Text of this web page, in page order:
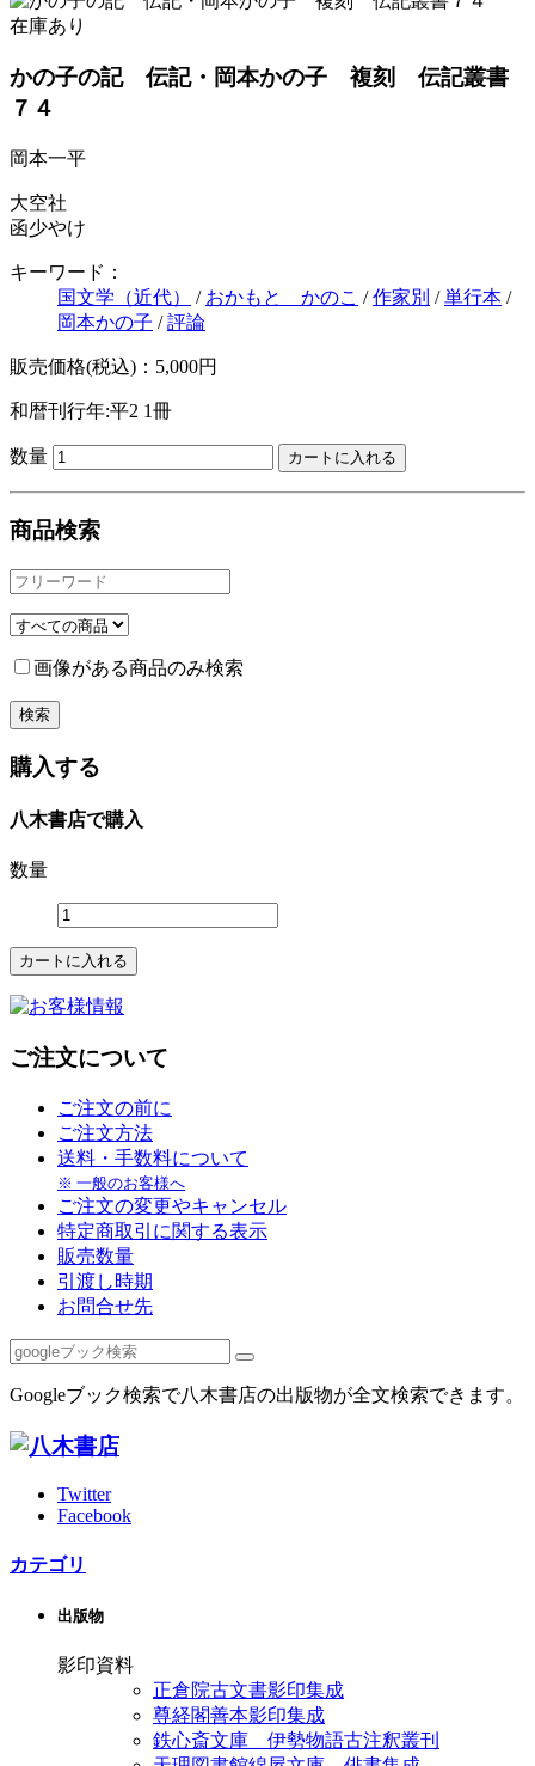
在庫あり
かの子の記 伝記・岡本かの子 複刻 伝記叢書
７４
岡本一平
大空社
函少やけ
キーワード：
国文学（近代）
/ おかもと かのこ /作家別 /単行本 /
岡本かの子 /評論
販売価格(税込)：5,000円
和暦刊行年:平2 1冊
数量
商品検索
画像がある商品のみ検索
購入する
八木書店で購入
数量
ご注文について
ご注文の前に
ご注文方法
送料・手数料について
※ 一般のお客様へ
ご注文の変更やキャンセル
特定商取引に関する表示
販売数量
引渡し時期
お問合せ先
Googleブック検索で八木書店の出版物が全文検索できます。
Twitter
Facebook
カテゴリ
出版物
影印資料
正倉院古文書影印集成
尊経閣善本影印集成
鉄心斎文庫 伊勢物語古注釈叢刊